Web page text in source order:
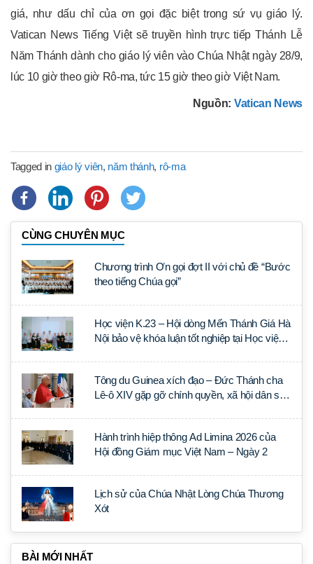
giá, như dấu chỉ của ơn gọi đặc biệt trong sứ vụ giáo lý.
Vatican News Tiếng Việt sẽ truyền hình trực tiếp Thánh Lễ
Năm Thánh dành cho giáo lý viên vào Chúa Nhật ngày 28/9,
lúc 10 giờ theo giờ Rô-ma, tức 15 giờ theo giờ Việt Nam.
Nguồn: Vatican News
Tagged in giáo lý viên, năm thánh, rô-ma
CÙNG CHUYÊN MỤC
Chương trình Ơn gọi đợt II với chủ đề “Bước
theo tiếng Chúa gọi”
Học viện K.23 – Hội dòng Mến Thánh Giá Hà
Nội bảo vệ khóa luận tốt nghiệp tại Học viện
Tông du Guinea xích đạo – Đức Thánh cha
Lê-ô XIV gặp gỡ chính quyền, xã hội dân sự
Hành trình hiệp thông Ad Limina 2026 của
Hội đồng Giám mục Việt Nam – Ngày 2
Lịch sử của Chúa Nhật Lòng Chúa Thương
Xót
BÀI MỚI NHẤT